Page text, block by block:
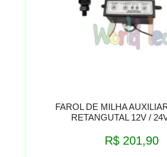
FAROL DE MILHA
RETANGUTAL 12V /
R$ 201,90